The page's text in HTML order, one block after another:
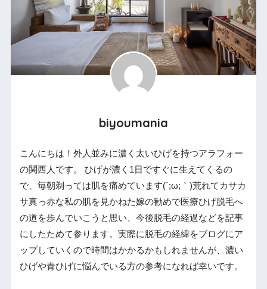
biyoumania
こんにちは！外人並みに濃く太いひげを持つアラフォー
の関西人です。 ひげが濃く1日ですぐに生えてくるの
で、毎朝剃っては肌を痛めています(´;ω;｀)荒れてカサカ
サ真っ赤な私の肌を見かねた嫁の勧めで医療ひげ脱毛へ
の道を歩んでいこうと思い、今後脱毛の経過などを記事
にしたためて参ります。実際に脱毛の経緯をブログにア
ップしていくので時間はかかるかもしれませんが、濃い
ひげや青ひげに悩んでいる方の参考になれば幸いです。